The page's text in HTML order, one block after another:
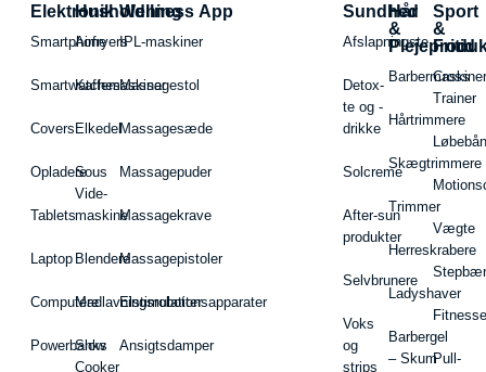
Elektronik
Smartphone
Smartwatches
Covers
Opladere
Tablets
Laptop
Computere
Powerbanks
Husholdning
Airfryers
Kaffemaskiner
Elkedel
Sous
Vide-
maskine
Blendere
Madlavningsrobotter
Slow
Cooker
Wellness App
IPL-maskiner
Massagestol
Massagesæde
Massagepuder
Massagekrave
Massagepistoler
Elstimulationsapparater
Ansigtsdamper
Sundhed
Afslapningste
Detox-
te og -
drikke
Solcreme
After-sun
produkter
Selvbrunere
Voks
og
strips
Hår
&
Hårtrimmere
Skægtrimmere
Trimmer
Herreskrabere
Ladyshaver
Barbergel
– Skum
Sport
&
Fritid
Cross
Trainer
Vægte
Pull-